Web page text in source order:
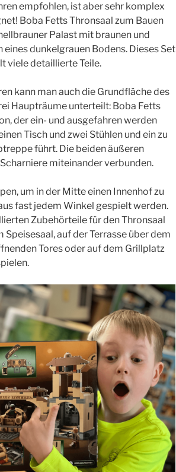
empfohlen, ist aber sehr komplex
Boba Fetts Thronsaal zum Bauen
Palast mit braunen und
dunkelgrauen Bodens. Dieses Set
viele detaillierte Teile.
kann man auch die Grundfläche des
Haupträume unterteilt: Boba Fetts
der ein- und ausgefahren werden
Tisch und zwei Stühlen und ein zu
führt. Die beiden äußeren
miteinander verbunden.
um in der Mitte einen Innenhof zu
fast jedem Winkel gespielt werden.
Zubehörteile für den Thronsaal
auf der Terrasse über dem
Tores oder auf dem Grillplatz